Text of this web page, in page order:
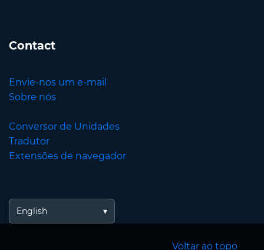
Contact
Envie-nos um e-mail
Sobre nós
Conversor de Unidades
Tradutor
Extensões de navegador
English
Voltar ao topo